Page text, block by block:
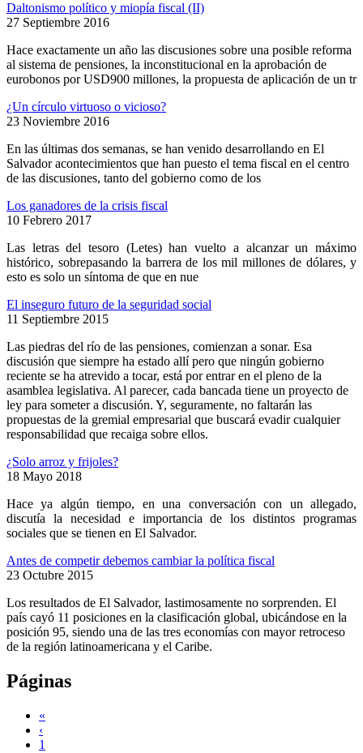
Daltonismo político y miopía fiscal (II)
27 Septiembre 2016
Hace exactamente un año las discusiones sobre una posible reforma
al sistema de pensiones, la inconstitucional en la aprobación de
eurobonos por USD900 millones, la propuesta de aplicación de un tr
¿Un círculo virtuoso o vicioso?
23 Noviembre 2016
En las últimas dos semanas, se han venido desarrollando en El
Salvador acontecimientos que han puesto el tema fiscal en el centro
de las discusiones, tanto del gobierno como de los
Los ganadores de la crisis fiscal
10 Febrero 2017
Las letras del tesoro (Letes) han vuelto a alcanzar un máximo
histórico, sobrepasando la barrera de los mil millones de dólares, y
esto es solo un síntoma de que en nue
El inseguro futuro de la seguridad social
11 Septiembre 2015
Las piedras del río de las pensiones, comienzan a sonar. Esa
discusión que siempre ha estado allí pero que ningún gobierno
reciente se ha atrevido a tocar, está por entrar en el pleno de la
asamblea legislativa. Al parecer, cada bancada tiene un proyecto de
ley para someter a discusión. Y, seguramente, no faltarán las
propuestas de la gremial empresarial que buscará evadir cualquier
responsabilidad que recaiga sobre ellos.
¿Solo arroz y frijoles?
18 Mayo 2018
Hace ya algún tiempo, en una conversación con un allegado,
discutía la necesidad e importancia de los distintos programas
sociales que se tienen en El Salvador.
Antes de competir debemos cambiar la política fiscal
23 Octubre 2015
Los resultados de El Salvador, lastimosamente no sorprenden. El
país cayó 11 posiciones en la clasificación global, ubicándose en la
posición 95, siendo una de las tres economías con mayor retroceso
de la región latinoamericana y el Caribe.
Páginas
«
‹
1